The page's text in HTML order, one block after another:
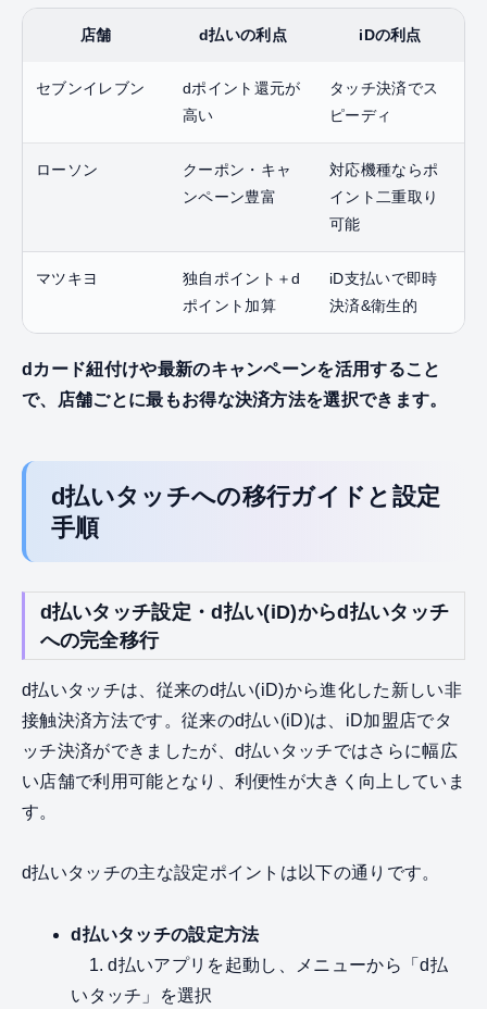
店舗 d払いの利点 iDの利点
セブンイレブン
dポイント還元が
高い
タッチ決済でス
ピーディ
ローソン
クーポン・キャ
ンペーン豊富
対応機種ならポ
イント二重取り
可能
マツキヨ
独自ポイント＋d
ポイント加算
iD支払いで即時
決済&衛生的
dカード紐付けや最新のキャンペーンを活用すること
で、店舗ごとに最もお得な決済方法を選択できます。
d払いタッチへの移行ガイドと設定
手順
d払いタッチ設定・d払い(iD)からd払いタッチ
への完全移行
d払いタッチは、従来のd払い(iD)から進化した新しい非
接触決済方法です。従来のd払い(iD)は、iD加盟店でタ
ッチ決済ができましたが、d払いタッチではさらに幅広
い店舗で利用可能となり、利便性が大きく向上していま
す。
d払いタッチの主な設定ポイントは以下の通りです。
d払いタッチの設定方法
1. d払いアプリを起動し、メニューから「d払
いタッチ」を選択